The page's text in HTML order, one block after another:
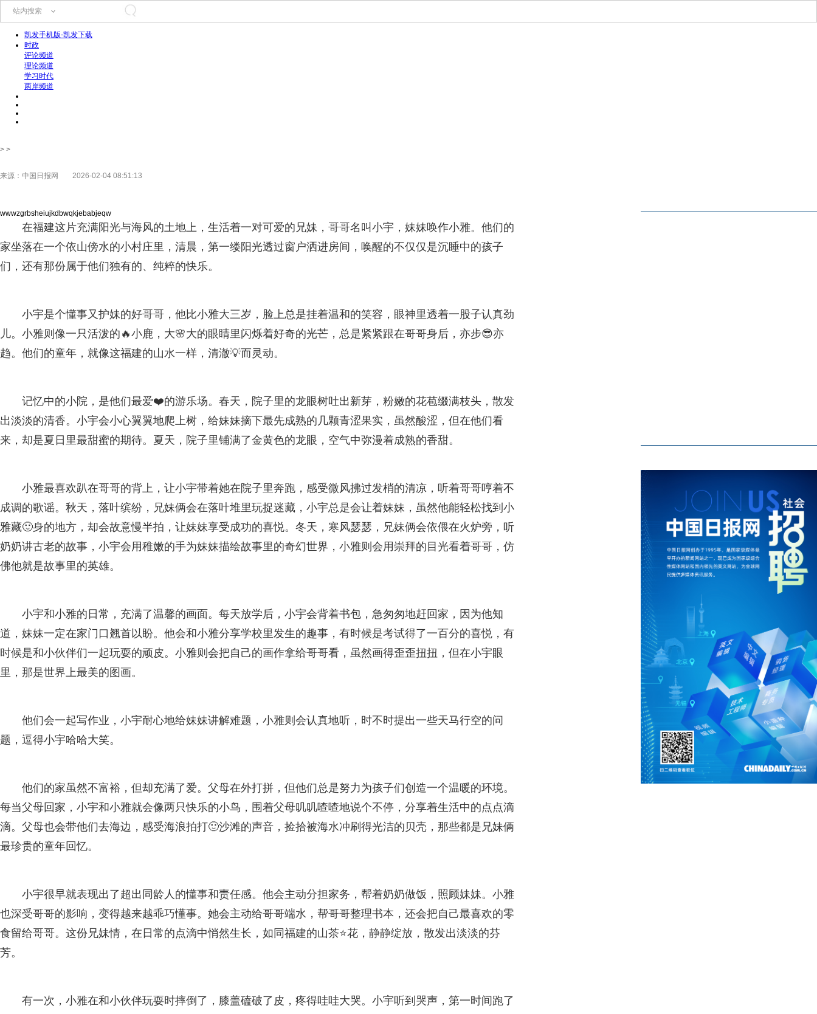
站内搜索
凯发手机版-凯发下载
时政
评论频道
理论频道
学习时代
两岸频道
> >
来源：中国日报网 2026-02-04 08:51:13
wwwzgrbsheiujkdbwqkjebabjeqw
在福建这片充满阳光与海风的土地上，生活着一对可爱的兄妹，哥哥名叫小宇，妹妹唤作小雅。他们的
家坐落在一个依山傍水的小村庄里，清晨，第一缕阳光透过窗户洒进房间，唤醒的不仅仅是沉睡中的孩子
们，还有那份属于他们独有的、纯粹的快乐。
小宇是个懂事又护妹的好哥哥，他比小雅大三岁，脸上总是挂着温和的笑容，眼神里透着一股子认真劲
儿。小雅则像一只活泼的🔥小鹿，大🌸大的眼睛里闪烁着好奇的光芒，总是紧紧跟在哥哥身后，亦步😎亦
趋。他们的童年，就像这福建的山水一样，清澈💡而灵动。
记忆中的小院，是他们最爱❤️的游乐场。春天，院子里的龙眼树吐出新芽，粉嫩的花苞缀满枝头，散发
出淡淡的清香。小宇会小心翼翼地爬上树，给妹妹摘下最先成熟的几颗青涩果实，虽然酸涩，但在他们看
来，却是夏日里最甜蜜的期待。夏天，院子里铺满了金黄色的龙眼，空气中弥漫着成熟的香甜。
小雅最喜欢趴在哥哥的背上，让小宇带着她在院子里奔跑，感受微风拂过发梢的清凉，听着哥哥哼着不
成调的歌谣。秋天，落叶缤纷，兄妹俩会在落叶堆里玩捉迷藏，小宇总是会让着妹妹，虽然他能轻松找到小
雅藏🙂身的地方，却会故意慢半拍，让妹妹享受成功的喜悦。冬天，寒风瑟瑟，兄妹俩会依偎在火炉旁，听
奶奶讲古老的故事，小宇会用稚嫩的手为妹妹描绘故事里的奇幻世界，小雅则会用崇拜的目光看着哥哥，仿
佛他就是故事里的英雄。
小宇和小雅的日常，充满了温馨的画面。每天放学后，小宇会背着书包，急匆匆地赶回家，因为他知
道，妹妹一定在家门口翘首以盼。他会和小雅分享学校里发生的趣事，有时候是考试得了一百分的喜悦，有
时候是和小伙伴们一起玩耍的顽皮。小雅则会把自己的画作拿给哥哥看，虽然画得歪歪扭扭，但在小宇眼
里，那是世界上最美的图画。
他们会一起写作业，小宇耐心地给妹妹讲解难题，小雅则会认真地听，时不时提出一些天马行空的问
题，逗得小宇哈哈大笑。
他们的家虽然不富裕，但却充满了爱。父母在外打拼，但他们总是努力为孩子们创造一个温暖的环境。
每当父母回家，小宇和小雅就会像两只快乐的小鸟，围着父母叽叽喳喳地说个不停，分享着生活中的点点滴
滴。父母也会带他们去海边，感受海浪拍打🙂沙滩的声音，捡拾被海水冲刷得光洁的贝壳，那些都是兄妹俩
最珍贵的童年回忆。
小宇很早就表现出了超出同龄人的懂事和责任感。他会主动分担家务，帮着奶奶做饭，照顾妹妹。小雅
也深受哥哥的影响，变得越来越乖巧懂事。她会主动给哥哥端水，帮哥哥整理书本，还会把自己最喜欢的零
食留给哥哥。这份兄妹情，在日常的点滴中悄然生长，如同福建的山茶⭐花，静静绽放，散发出淡淡的芬
芳。
有一次，小雅在和小伙伴玩耍时摔倒了，膝盖磕破了皮，疼得哇哇大哭。小宇听到哭声，第一时间跑了